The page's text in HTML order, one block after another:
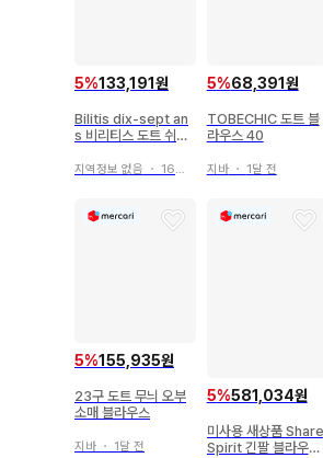
5%133,191원
Bilitis dix-sept an
s 비리티스 도트 쉬폰
지역정보 없음 ・ 16일 전
5%68,391원
TOBECHIC 도트 블
라우스 40
지바・ 1달 전
5%155,935원
23구 도트 무늬 오부
소매 블라우스
지바 ・ 1달 전
5%581,034원
미사용 새상품 Share
Spirit 긴팔 블라우스